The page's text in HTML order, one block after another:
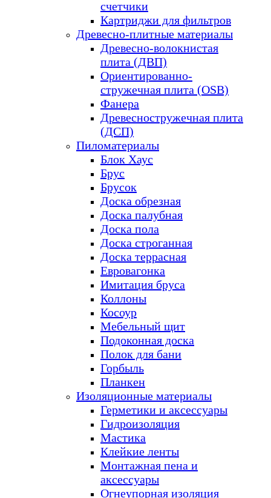
счетчики
Картриджи для фильтров
Древесно-плитные материалы
Древесно-волокнистая
плита (ДВП)
Ориентированно-
стружечная плита (OSB)
Фанера
Древесностружечная плита
(ДСП)
Пиломатериалы
Блок Хаус
Брус
Брусок
Доска обрезная
Доска палубная
Доска пола
Доска строганная
Доска террасная
Евровагонка
Имитация бруса
Коллоны
Косоур
Мебельный щит
Подоконная доска
Полок для бани
Горбыль
Планкен
Изоляционные материалы
Герметики и аксессуары
Гидроизоляция
Мастика
Клейкие ленты
Монтажная пена и
аксессуары
Огнеупорная изоляция